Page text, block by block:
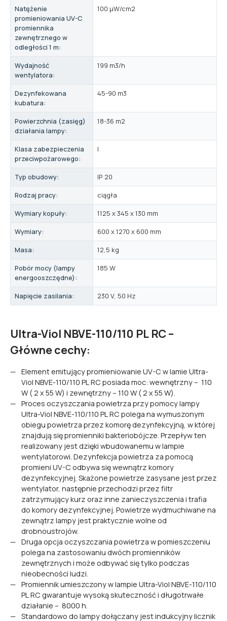
Natężenie
promieniowania UV-C
promiennika
zewnętrznego w
odległości 1 m:
100 µW/cm2
Wydajność
wentylatora:
199 m3/h
Dezynfekowana
kubatura:
45-90 m3
Powierzchnia (zasięg)
działania lampy:
18-36 m2
Klasa zabezpieczenia
przeciwpożarowego:
I
Typ obudowy:
IP 20
Rodzaj pracy:
ciągła
Wymiary kopuły:
1125 x 345 x 130 mm
Wymiary:
600 x 1270 x 600 mm
Masa:
12,5 kg
Pobór mocy (lampy
energooszczędne):
185 W
Napięcie zasilania: 230 V, 50 Hz
Ultra-Viol NBVE-110/110 PL RC –
Główne cechy:
Element emitujący promieniowanie UV-C w lamie Ultra-
Viol NBVE-110/110 PL RC posiada moc: wewnętrzny – 110
W ( 2 x 55 W) i zewnętrzny – 110 W ( 2 x 55 W).
Proces oczyszczania powietrza przy pomocy lampy
Ultra-Viol NBVE-110/110 PL RC polega na wymuszonym
obiegu powietrza przez komorę dezynfekcyjną, w której
znajdują się promienniki bakteriobójcze. Przepływ ten
realizowany jest dzięki wbudowanemu w lampie
wentylatorowi. Dezynfekcja powietrza za pomocą
promieni UV-C odbywa się wewnątrz komory
dezynfekcyjnej. Skażone powietrze zasysane jest przez
wentylator, następnie przechodzi przez filtr
zatrzymujący kurz oraz inne zanieczyszczenia i trafia
do komory dezynfekcyjnej. Powietrze wydmuchiwane na
zewnątrz lampy jest praktycznie wolne od
drobnoustrojów.
Druga opcja oczyszczania powietrza w pomieszczeniu
polega na zastosowaniu dwóch promienników
zewnętrznych i może odbywać się tylko podczas
nieobecności ludzi.
Promiennik umieszczony w lampie Ultra-Viol NBVE-110/110
PL RC gwarantuje wysoką skuteczność i długotrwałe
działanie – 8000 h.
Standardowo do lampy dołączany jest indukcyjny licznik